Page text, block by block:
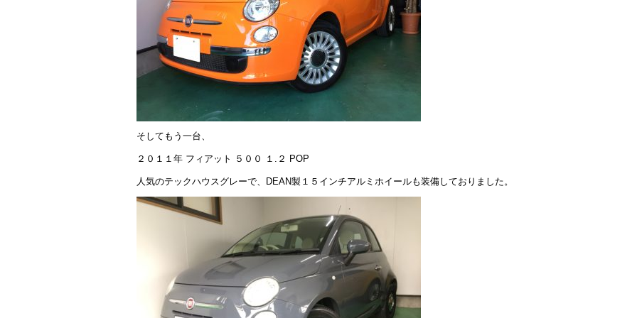
そしてもう一台、
２０１１年 フィアット ５００ １.２ POP
人気のテックハウスグレーで、DEAN製１５インチアルミホイールも装備しておりました。